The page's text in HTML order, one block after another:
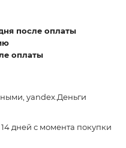
после оплаты
оплаты
yandex.Деньги
дней с момента покупки